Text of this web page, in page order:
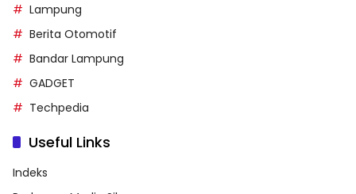
Lampung
Berita Otomotif
Bandar Lampung
GADGET
Techpedia
Useful Links
Indeks